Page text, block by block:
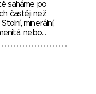
saháme po
častěji než
Stolní, minerální,
nebo…